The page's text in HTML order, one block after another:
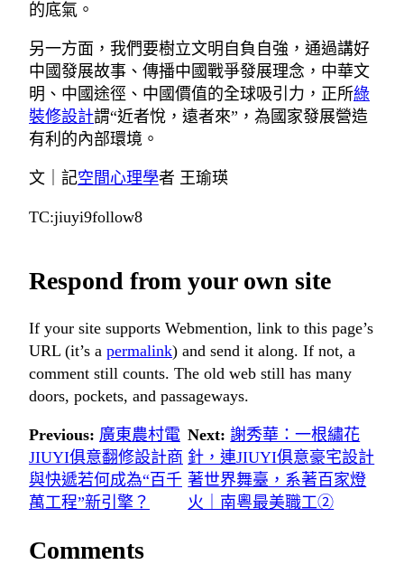
的底氣。
另一方面，我們要樹立文明自負自強，通過講好
中國發展故事、傳播中國戰爭發展理念，中華文
明、中國途徑、中國價值的全球吸引力，正所綠
裝修設計謂“近者悅，遠者來”，為國家發展營造
有利的內部環境。
文｜記空間心理學者 王瑜瑛
TC:jiuyi9follow8
Respond from your own site
If your site supports Webmention, link to this page’s
URL (it’s a permalink) and send it along. If not, a
comment still counts. The old web still has many
doors, pockets, and passageways.
Previous: 廣東農村電
JIUYI俱意翻修設計商
與快遞若何成為“百千
萬工程”新引擎？
Next: 謝秀華：一根繡花
針，連JIUYI俱意豪宅設計
著世界舞臺，系著百家燈
火｜南粵最美職工②
Comments